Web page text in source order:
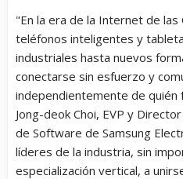
"En la era de la Internet de
teléfonos inteligentes y
industriales hasta nuevos
conectarse sin esfuerzo y
independientemente de
Jong-deok Choi, EVP y
de Software de Samsung
líderes de la industria, sin
especialización vertical, a